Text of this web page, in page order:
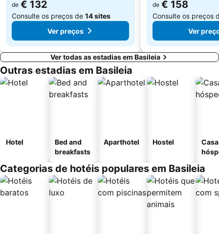
de € 132
Consulte os preços de 14 sites
Ver preços
de € 158
Consulte os preços
Ver
Ver todas as estadias em Basileia
Outras estadias em Basileia
Hotel
Bed and
breakfasts
Aparthotel Hostel
Categorias de hotéis populares em Basileia